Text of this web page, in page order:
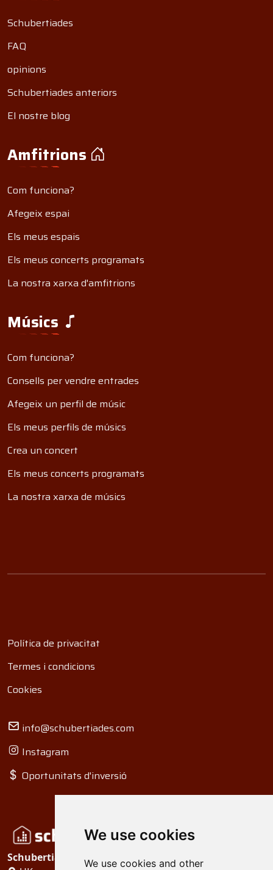
We use cookies
We use cookies and other
Schubertiades
FAQ
opinions
Schubertiades anteriors
El nostre blog
Amfitrions
Com funciona?
Afegeix espai
Els meus espais
Els meus concerts programats
La nostra xarxa d'amfitrions
Músics
Com funciona?
Consells per vendre entrades
Afegeix un perfil de músic
Els meus perfils de músics
Crea un concert
Els meus concerts programats
La nostra xarxa de músics
Política de privacitat
Termes i condicions
Cookies
info@schubertiades.com
Instagram
Oportunitats d'inversió
Schubertiades, Ltd.